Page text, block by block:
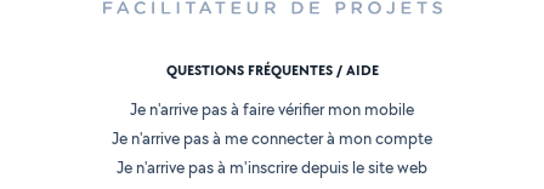
QUESTIONS FRÉQUENTES / AIDE
Je n'arrive pas à faire vérifier mon mobile
Je n'arrive pas à me connecter à mon compte
Je n'arrive pas à m'inscrire depuis le site web